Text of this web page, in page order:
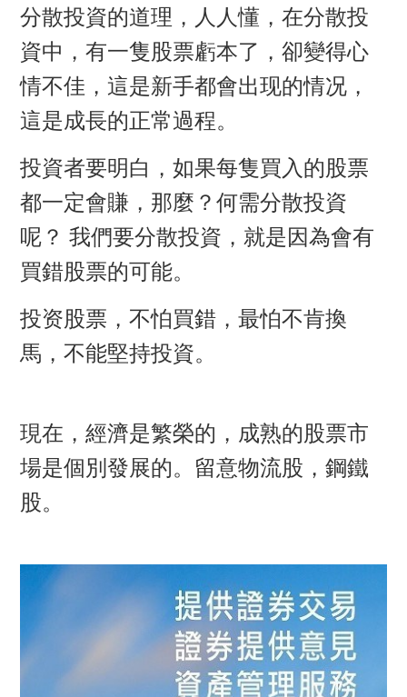
分散投資的道理，人人懂，在分散投
資中，有一隻股票虧本了，卻變得心
情不佳，這是新手都會出现的情况，
這是成長的正常過程。
投資者要明白，如果每隻買入的股票
都一定會賺，那麼？何需分散投資
呢？ 我們要分散投資，就是因為會有
買錯股票的可能。
投资股票，不怕買錯，最怕不肯換
馬，不能堅持投資。
現在，經濟是繁榮的，成熟的股票市
場是個別發展的。留意物流股，鋼鐵
股。